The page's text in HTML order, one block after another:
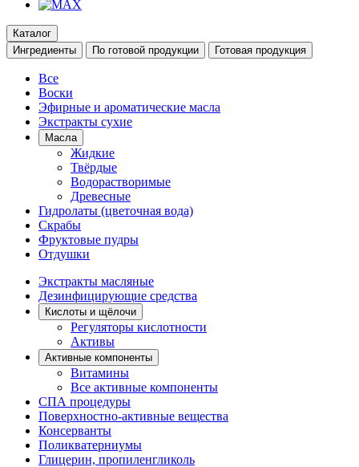
Каталог
Ингредиенты
По готовой продукции Готовая продукция
Все
Воски
Эфирные и ароматические масла
Экстракты сухие
Масла
Жидкие
Твёрдые
Водорастворимые
Древесные
Гидролаты (цветочная вода)
Скрабы
Фруктовые пудры
Отдушки
Экстракты масляные
Дезинфицирующие средства
Кислоты и щёлочи
Регуляторы кислотности
Активы
Активные компоненты
Витамины
Все активные компоненты
СПА процедуры
Поверхностно-активные вещества
Консерванты
Поликватерниумы
Глицерин, пропиленгликоль